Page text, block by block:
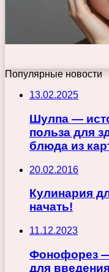
Популярные новости
13.02.2025
Шулпа —
польза для
блюда из
20.02.2016
Кулинария
начать!
11.12.2023
Фонофорез —
для